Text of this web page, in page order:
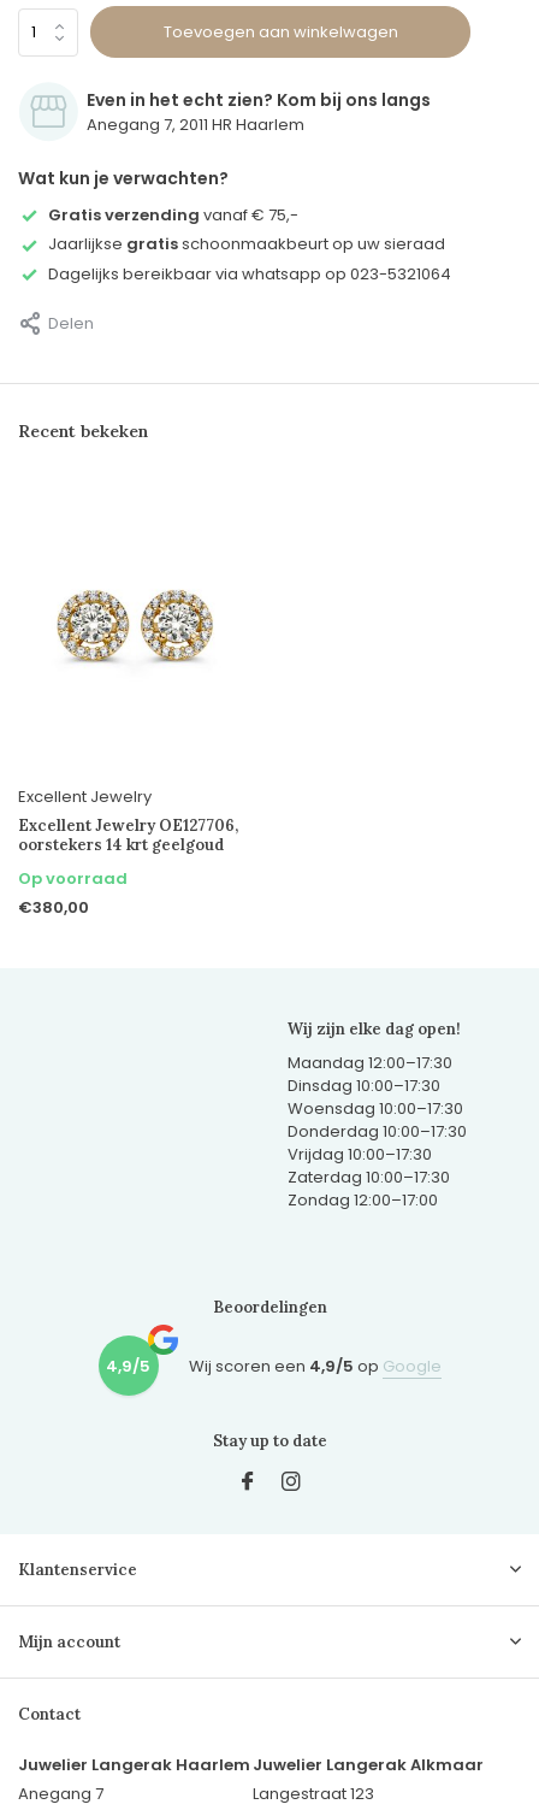
Toevoegen aan winkelwagen
Even in het echt zien? Kom bij ons langs
Anegang 7, 2011 HR Haarlem
Wat kun je verwachten?
Gratis verzending vanaf € 75,-
Jaarlijkse gratisschoonmaakbeurt op uw sieraad
Dagelijks bereikbaar via whatsapp op 023-5321064
Delen
Recent bekeken
Excellent Jewelry
Excellent Jewelry OE127706,
oorstekers 14 krt geelgoud
Op voorraad
€380,00
Wij zijn elke dag open!
Maandag 12:00–17:30
Dinsdag 10:00–17:30
Woensdag 10:00–17:30
Donderdag 10:00–17:30
Vrijdag 10:00–17:30
Zaterdag 10:00–17:30
Zondag 12:00–17:00
Beoordelingen
4,9/5 Wij scoren een 4,9/5 op Google
Stay up to date
Klantenservice
Mijn account
Contact
Juwelier Langerak Haarlem
Anegang 7
Juwelier Langerak Alkmaar
Langestraat 123